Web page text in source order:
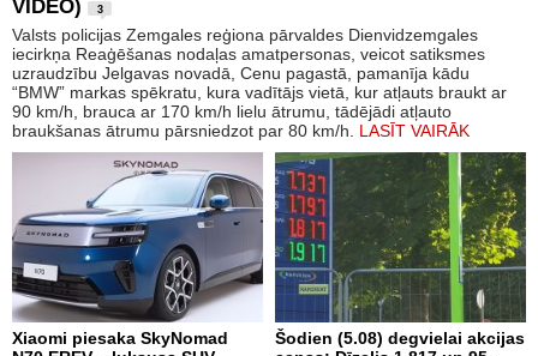
VIDEO)
3
Valsts policijas Zemgales reģiona pārvaldes Dienvidzemgales
iecirkņa Reaģēšanas nodaļas amatpersonas, veicot satiksmes
uzraudzību Jelgavas novadā, Cenu pagastā, pamanīja kādu
“BMW” markas spēkratu, kura vadītājs vietā, kur atļauts braukt ar
90 km/h, brauca ar 170 km/h lielu ātrumu, tādējādi atļauto
braukšanas ātrumu pārsniedzot par 80 km/h. LASĪT VAIRĀK
Xiaomi piesaka SkyNomad
Šodien (5.08) degvielai akcijas